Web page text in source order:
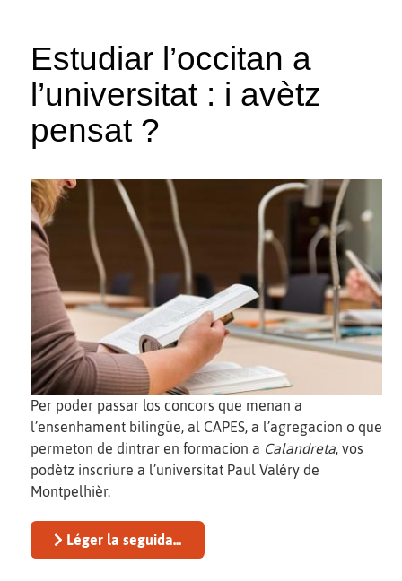
Estudiar l’occitan a
l’universitat : i avètz
pensat ?
Per poder passar los concors que menan a
l’ensenhament bilingüe, al CAPES, a l’agregacion o que
permeton de dintrar en formacion a Calandreta, vos
podètz inscriure a l’universitat Paul Valéry de
Montpelhièr.
Léger la seguida...